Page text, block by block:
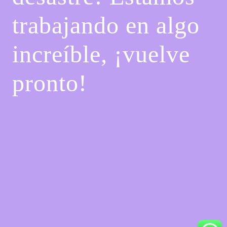
trabajando en algo
increíble, ¡vuelve
pronto!